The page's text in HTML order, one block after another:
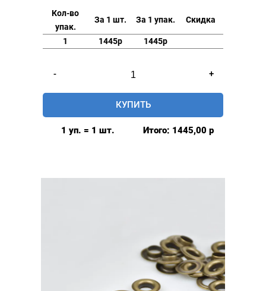
Кол-во
упак.
За 1 шт. За 1 упак. Скидка
1 1445р 1445р
-
товара
Люверсы
стальные
цвет:
+
КУПИТЬ
1 уп. = 1 шт. Итого: 1445,00 р